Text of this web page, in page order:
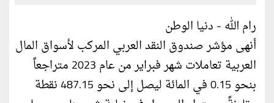
رام الله - دنيا الوطن
أنهى مؤشر صندوق النقد العربي المركب لأسواق المال
العربية تعاملات شهر فبراير من عام 2023 متراجعاً
بنحو 0.15 في المائة ليصل إلى نحو 487.15 نقطة